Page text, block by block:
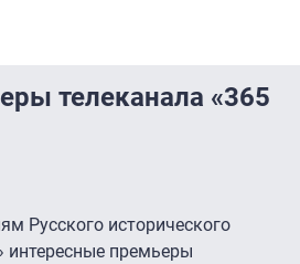
телеканала «365
Русского исторического
интересные премьеры